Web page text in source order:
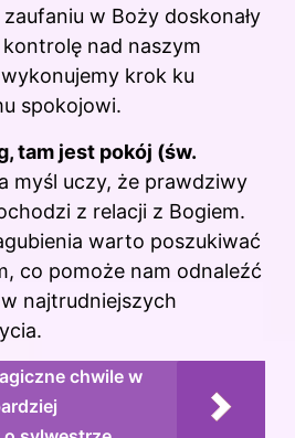
w Boży doskonały
nad naszym
krok ku
spokojowi.
tam jest pokój (św.
myśl uczy, że prawdziwy
z relacji z Bogiem.
warto poszukiwać
co pomoże nam odnaleźć
najtrudniejszych
chwile w